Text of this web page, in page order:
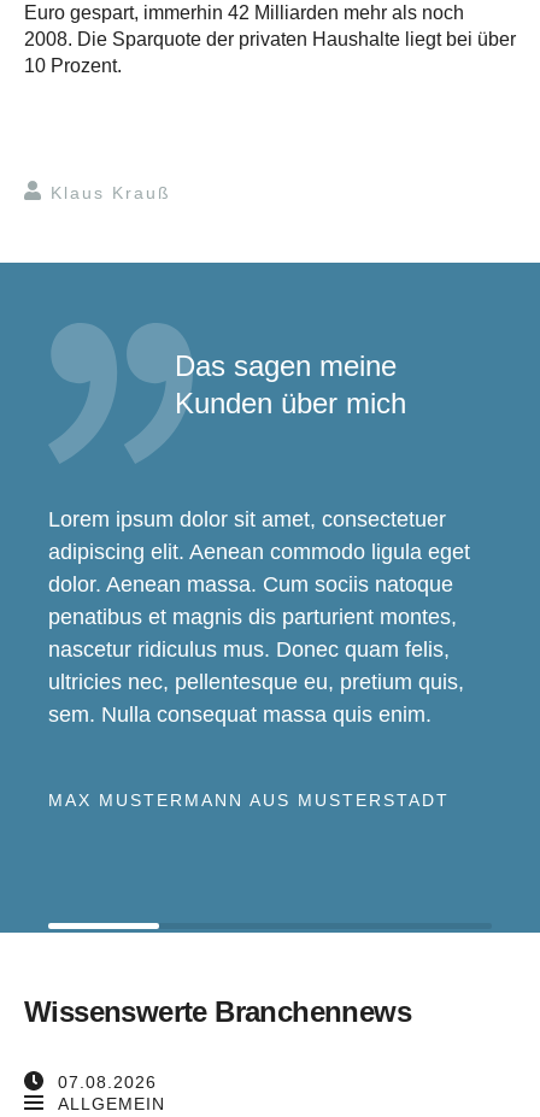
Euro gespart, immerhin 42 Milliarden mehr als noch
2008. Die Sparquote der privaten Haushalte liegt bei über
10 Prozent.
Klaus Krauß
Das sagen meine
Kunden über mich
Lorem ipsum dolor sit amet, consectetuer
adipiscing elit. Aenean commodo ligula eget
dolor. Aenean massa. Cum sociis natoque
penatibus et magnis dis parturient montes,
nascetur ridiculus mus. Donec quam felis,
ultricies nec, pellentesque eu, pretium quis,
sem. Nulla consequat massa quis enim.
MAX MUSTERMANN AUS MUSTERSTADT
Wissenswerte Branchennews
07.08.2026
ALLGEMEIN